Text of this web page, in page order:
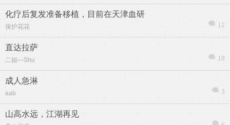
化疗后复发准备移植，目前在天津血研
保护花花 12
直达拉萨
二姐—Shu 18
成人急淋
aab 3
山高水远，江湖再见